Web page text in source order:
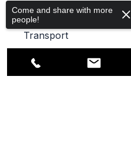
Transport
Transport inclus in preț.
Politica de livrare & Retur
Come and share with more
people!